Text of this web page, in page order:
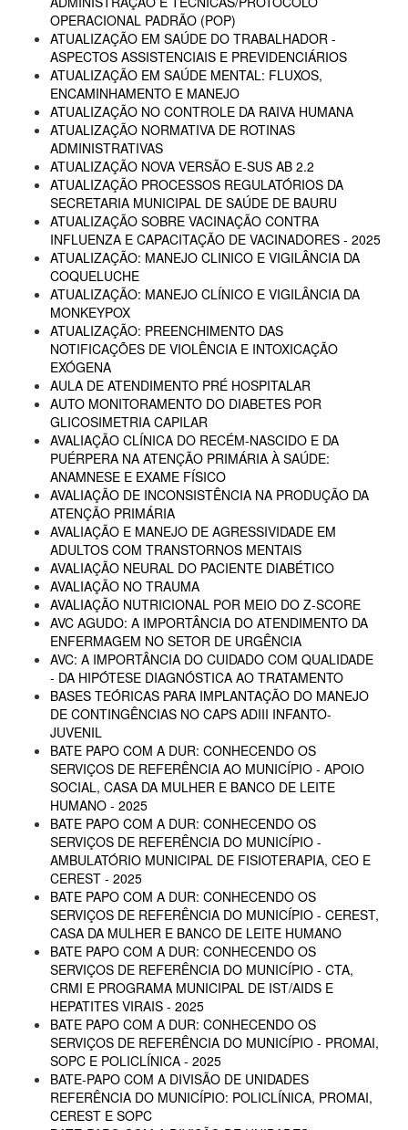
OPERACIONAL PADRÃO (POP)
ATUALIZAÇÃO EM SAÚDE DO TRABALHADOR -
ASPECTOS ASSISTENCIAIS E PREVIDENCIÁRIOS
ATUALIZAÇÃO EM SAÚDE MENTAL: FLUXOS,
ENCAMINHAMENTO E MANEJO
ATUALIZAÇÃO NO CONTROLE DA RAIVA HUMANA
ATUALIZAÇÃO NORMATIVA DE ROTINAS
ADMINISTRATIVAS
ATUALIZAÇÃO NOVA VERSÃO E-SUS AB 2.2
ATUALIZAÇÃO PROCESSOS REGULATÓRIOS DA
SECRETARIA MUNICIPAL DE SAÚDE DE BAURU
ATUALIZAÇÃO SOBRE VACINAÇÃO CONTRA
INFLUENZA E CAPACITAÇÃO DE VACINADORES - 2025
ATUALIZAÇÃO: MANEJO CLINICO E VIGILÂNCIA DA
COQUELUCHE
ATUALIZAÇÃO: MANEJO CLÍNICO E VIGILÂNCIA DA
MONKEYPOX
ATUALIZAÇÃO: PREENCHIMENTO DAS
NOTIFICAÇÕES DE VIOLÊNCIA E INTOXICAÇÃO
EXÓGENA
AULA DE ATENDIMENTO PRÉ HOSPITALAR
AUTO MONITORAMENTO DO DIABETES POR
GLICOSIMETRIA CAPILAR
AVALIAÇÃO CLÍNICA DO RECÉM-NASCIDO E DA
PUÉRPERA NA ATENÇÃO PRIMÁRIA À SAÚDE:
ANAMNESE E EXAME FÍSICO
AVALIAÇÃO DE INCONSISTÊNCIA NA PRODUÇÃO DA
ATENÇÃO PRIMÁRIA
AVALIAÇÃO E MANEJO DE AGRESSIVIDADE EM
ADULTOS COM TRANSTORNOS MENTAIS
AVALIAÇÃO NEURAL DO PACIENTE DIABÉTICO
AVALIAÇÃO NO TRAUMA
AVALIAÇÃO NUTRICIONAL POR MEIO DO Z-SCORE
AVC AGUDO: A IMPORTÂNCIA DO ATENDIMENTO DA
ENFERMAGEM NO SETOR DE URGÊNCIA
AVC: A IMPORTÂNCIA DO CUIDADO COM QUALIDADE
- DA HIPÓTESE DIAGNÓSTICA AO TRATAMENTO
BASES TEÓRICAS PARA IMPLANTAÇÃO DO MANEJO
DE CONTINGÊNCIAS NO CAPS ADIII INFANTO-
JUVENIL
BATE PAPO COM A DUR: CONHECENDO OS
SERVIÇOS DE REFERÊNCIA AO MUNICÍPIO - APOIO
SOCIAL, CASA DA MULHER E BANCO DE LEITE
HUMANO - 2025
BATE PAPO COM A DUR: CONHECENDO OS
SERVIÇOS DE REFERÊNCIA DO MUNICÍPIO -
AMBULATÓRIO MUNICIPAL DE FISIOTERAPIA, CEO E
CEREST - 2025
BATE PAPO COM A DUR: CONHECENDO OS
SERVIÇOS DE REFERÊNCIA DO MUNICÍPIO - CEREST,
CASA DA MULHER E BANCO DE LEITE HUMANO
BATE PAPO COM A DUR: CONHECENDO OS
SERVIÇOS DE REFERÊNCIA DO MUNICÍPIO - CTA,
CRMI E PROGRAMA MUNICIPAL DE IST/AIDS E
HEPATITES VIRAIS - 2025
BATE PAPO COM A DUR: CONHECENDO OS
SERVIÇOS DE REFERÊNCIA DO MUNICÍPIO - PROMAI,
SOPC E POLICLÍNICA - 2025
BATE-PAPO COM A DIVISÃO DE UNIDADES
REFERÊNCIA DO MUNICÍPIO: POLICLÍNICA, PROMAI,
CEREST E SOPC